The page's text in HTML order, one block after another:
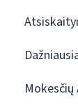
Mokesčių